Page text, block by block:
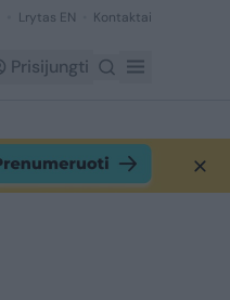
Lrytas EN Kontaktai
Prisijungti